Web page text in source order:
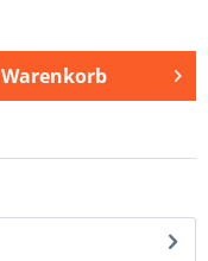
Warenkorb